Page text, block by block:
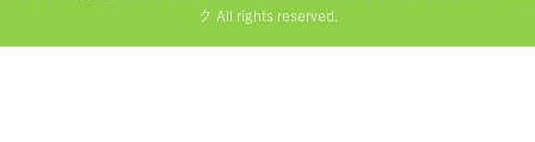
ク All rights reserved.